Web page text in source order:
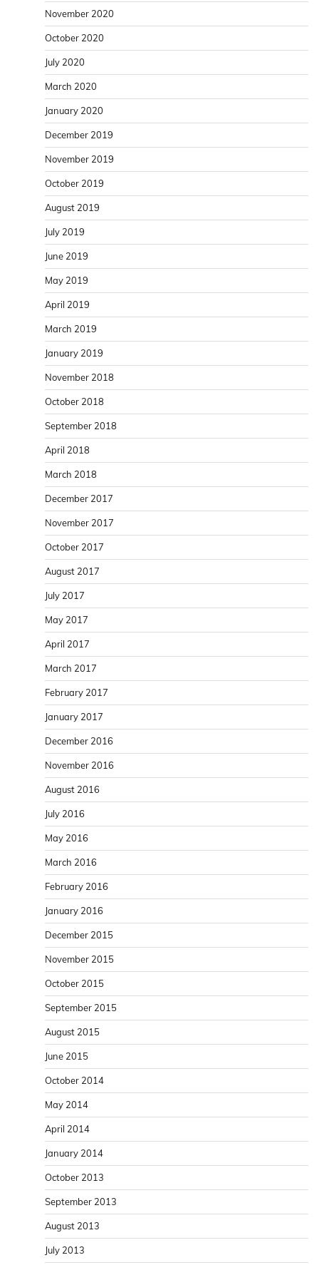
November 2020
October 2020
July 2020
March 2020
January 2020
December 2019
November 2019
October 2019
August 2019
July 2019
June 2019
May 2019
April 2019
March 2019
January 2019
November 2018
October 2018
September 2018
April 2018
March 2018
December 2017
November 2017
October 2017
August 2017
July 2017
May 2017
April 2017
March 2017
February 2017
January 2017
December 2016
November 2016
August 2016
July 2016
May 2016
March 2016
February 2016
January 2016
December 2015
November 2015
October 2015
September 2015
August 2015
June 2015
October 2014
May 2014
April 2014
January 2014
October 2013
September 2013
August 2013
July 2013